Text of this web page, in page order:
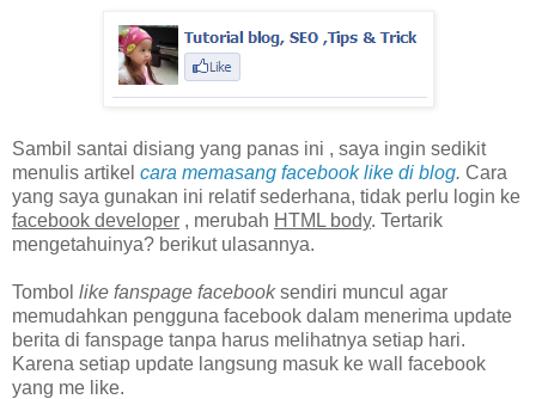
Sambil santai disiang yang panas ini , saya ingin sedikit
menulis artikel cara memasang facebook like di blog. Cara
yang saya gunakan ini relatif sederhana, tidak perlu login ke
facebook developer , merubah HTML body. Tertarik
mengetahuinya? berikut ulasannya.
Tombol like fanspage facebooksendiri muncul agar
memudahkan pengguna facebook dalam menerima update
berita di fanspage tanpa harus melihatnya setiap hari.
Karena setiap update langsung masuk ke wall facebook
yang me like.